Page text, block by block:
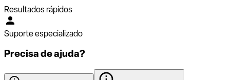
Resultados rápidos
Suporte especializado
Precisa de ajuda?